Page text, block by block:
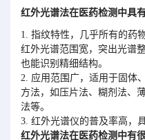
红外光谱法在医药检测中具
1. 指纹特性，几乎所有的药
红外光谱范围宽，突出光谱
也能识别精细结构。
2. 应用范围广，适用于固体
方法，如压片法、糊剂法、
法等。
3. 红外光谱仪的普及率高，
红外光谱法在医药检测中有